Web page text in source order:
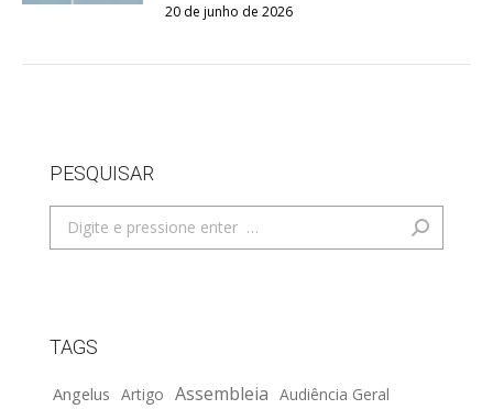
20 de junho de 2026
PESQUISAR
Search:
TAGS
Angelus Artigo Assembleia Audiência Geral